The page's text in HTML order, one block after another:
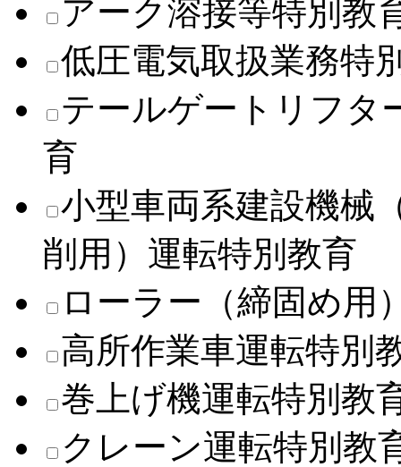
アーク溶接等特別教
低圧電気取扱業務特
テールゲートリフタ
育
小型車両系建設機械
削用）運転特別教育
ローラー（締固め用
高所作業車運転特別
巻上げ機運転特別教
クレーン運転特別教